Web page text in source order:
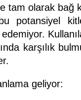
tam olarak bağ
potansiyel
karşılık
geliyor: